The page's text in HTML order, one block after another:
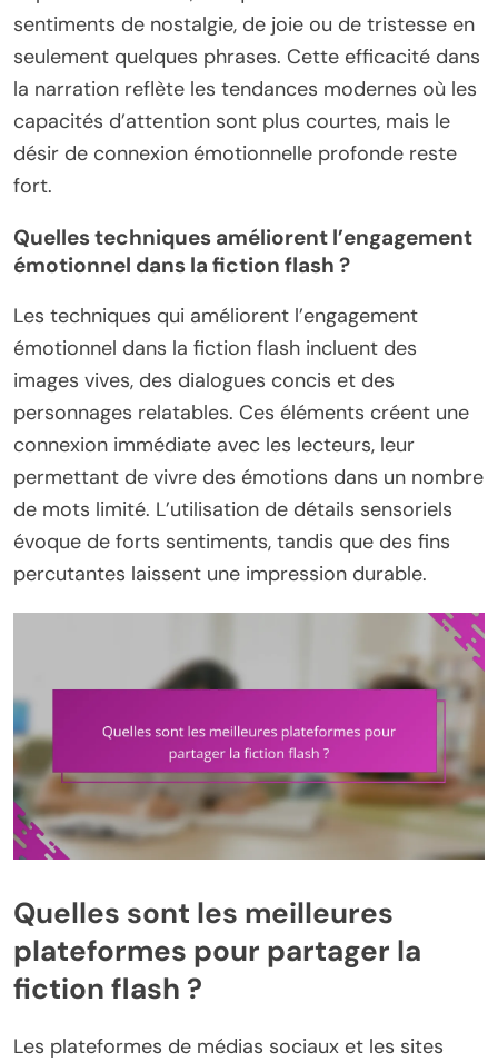
sentiments de nostalgie, de joie ou de tristesse en
seulement quelques phrases. Cette efficacité dans
la narration reflète les tendances modernes où les
capacités d’attention sont plus courtes, mais le
désir de connexion émotionnelle profonde reste
fort.
Quelles techniques améliorent l’engagement
émotionnel dans la fiction flash ?
Les techniques qui améliorent l’engagement
émotionnel dans la fiction flash incluent des
images vives, des dialogues concis et des
personnages relatables. Ces éléments créent une
connexion immédiate avec les lecteurs, leur
permettant de vivre des émotions dans un nombre
de mots limité. L’utilisation de détails sensoriels
évoque de forts sentiments, tandis que des fins
percutantes laissent une impression durable.
Quelles sont les meilleures
plateformes pour partager la
fiction flash ?
Les plateformes de médias sociaux et les sites